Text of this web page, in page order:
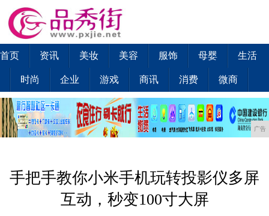
首页 资讯 美妆 美容 服饰 母婴 生活
时尚 企业 游戏 商讯 消费 微商
广告
手把手教你小米手机玩转投影仪多屏
互动，秒变100寸大屏